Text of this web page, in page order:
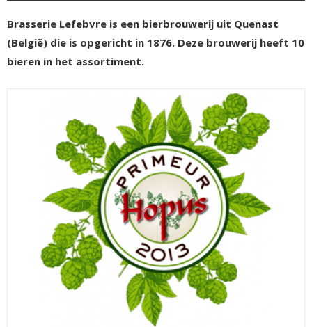
Brasserie Lefebvre is een bierbrouwerij uit Quenast
(België) die is opgericht in 1876. Deze brouwerij heeft 10
bieren in het assortiment.